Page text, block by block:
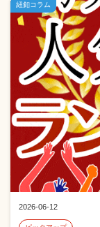
2026-06-12
紐釦コラム